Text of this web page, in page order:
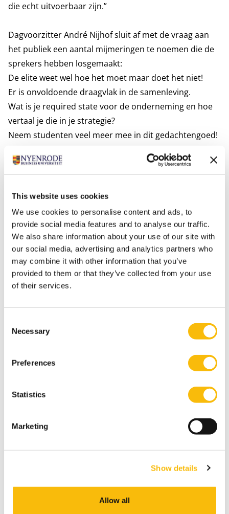
This website uses cookies
We use cookies to personalise content and ads, to
provide social media features and to analyse our traffic.
We also share information about your use of our site with
our social media, advertising and analytics partners who
may combine it with other information that you’ve
provided to them or that they’ve collected from your use
of their services.
Selection
Necessary
Preferences
Statistics
Marketing
Show details
Allow all
die echt uitvoerbaar zijn.”
Dagvoorzitter André Nijhof sluit af met de vraag aan
het publiek een aantal mijmeringen te noemen die de
sprekers hebben losgemaakt:
De elite weet wel hoe het moet maar doet het niet!
Er is onvoldoende draagvlak in de samenleving.
Wat is je required state voor de onderneming en hoe
vertaal je die in je strategie?
Neem studenten veel meer mee in dit gedachtengoed!
durft aan te pakken?
De Henk van Luijk lezing is georganiseerd door
MVO Nederland, het Nyenrode Corporate
Governance Instituut en VNO-NCW. Door het
organiseren van deze lezing willen de
organisatoren een jaarlijkse
stimulans geven aan het onderwerp bedrijfsethiek.
De lezing is in 2010 geïntroduceerd ter
nestor van de Nederlandse bedrijfsethiek.
Nyenrode Corporate Governance Instituut